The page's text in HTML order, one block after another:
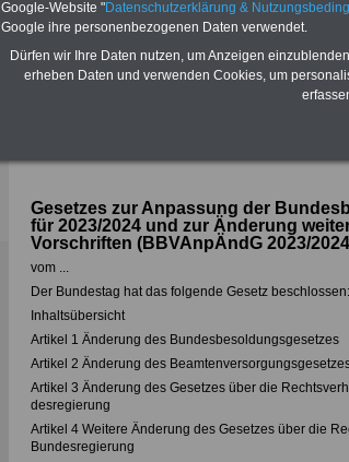
Gesetzes zur Anpassung der
für 2023/2024 und zur Änderung
Vorschriften (BBVAnpÄndG 2023/
vom ...
Der Bundestag hat das folgende Gesetz beschlossen:
Inhaltsübersicht
Artikel 1 Änderung des Bundesbesoldungsgesetzes
Artikel 2 Änderung des
Artikel 3 Änderung des Gesetzes über die
desregierung
Artikel 4 Weitere Änderung des Gesetzes über die
Bundesregierung
Google-Website "Datenschutzerklärung &
Google ihre personenbezogenen Daten verwendet.
Dürfen wir Ihre Daten nutzen, um Anzeigen
erheben Daten und verwenden Cookies, um